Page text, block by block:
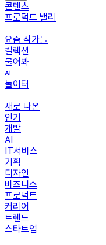
콘텐츠
프로덕트 밸리
요즘 작가들
컬렉션
물어봐
놀이터
새로 나온
인기
개발
AI
IT서비스
기획
디자인
비즈니스
프로덕트
커리어
트렌드
스타트업